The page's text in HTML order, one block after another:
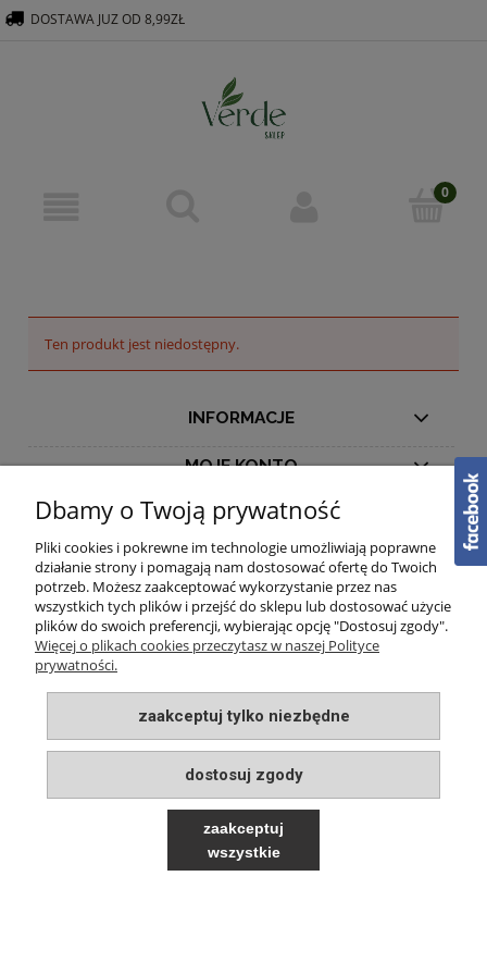
DOSTAWA JUZ OD 8,99ZŁ
Ten produkt jest niedostępny.
INFORMACJE
MOJE KONTO
PŁATNOŚCI I DOSTAWA
O NAS
pokaż pełną wersję strony
Sklep internetowy Shoper.pl
Dbamy o Twoją prywatność
Pliki cookies i pokrewne im technologie umożliwiają poprawne
działanie strony i pomagają nam dostosować ofertę do Twoich
potrzeb. Możesz zaakceptować wykorzystanie przez nas
wszystkich tych plików i przejść do sklepu lub dostosować użycie
plików do swoich preferencji, wybierając opcję "Dostosuj zgody".
Więcej o plikach cookies przeczytasz w naszej Polityce
prywatności.
zaakceptuj tylko niezbędne
dostosuj zgody
zaakceptuj
wszystkie